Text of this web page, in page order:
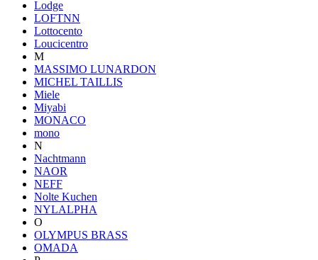
Lodge
LOFTNN
Lottocento
Loucicentro
M
MASSIMO LUNARDON
MICHEL TAILLIS
Miele
Miyabi
MONACO
mono
N
Nachtmann
NAOR
NEFF
Nolte Kuchen
NYLALPHA
O
OLYMPUS BRASS
OMADA